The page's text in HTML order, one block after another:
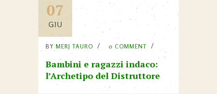
07
GIU
BY MERJ TAURO 0 COMMENT
Bambini e ragazzi indaco:
l’Archetipo del Distruttore